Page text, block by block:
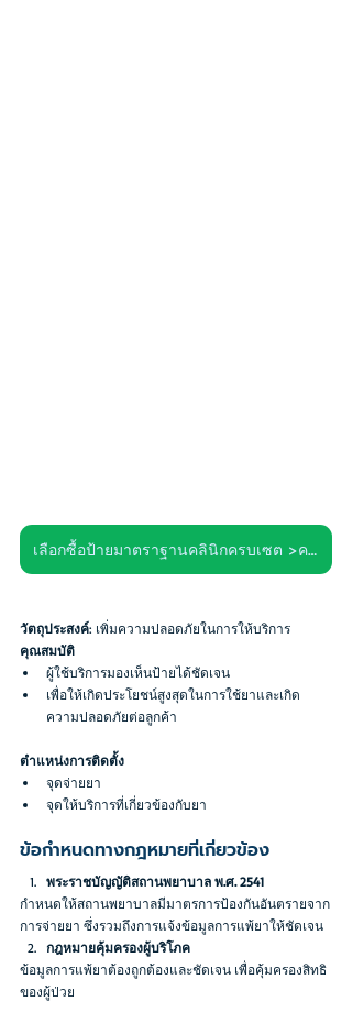
เลือกซื้อป้ายมาตราฐานคลินิกครบเซต >คลิก<
วัตถุประสงค์: เพิ่มความปลอดภัยในการให้บริการ
คุณสมบัติ
ผู้ใช้บริการมองเห็นป้ายได้ชัดเจน
เพื่อให้เกิดประโยชน์สูงสุดในการใช้ยาและเกิด
ความปลอดภัยต่อลูกค้า
ตำแหน่งการติดตั้ง
จุดจ่ายยา
จุดให้บริการที่เกี่ยวข้องกับยา
ข้อกำหนดทางกฎหมายที่เกี่ยวข้อง
พระราชบัญญัติสถานพยาบาล พ.ศ. 2541
กำหนดให้สถานพยาบาลมีมาตรการป้องกันอันตรายจาก
การจ่ายยา ซึ่งรวมถึงการแจ้งข้อมูลการแพ้ยาให้ชัดเจน
กฎหมายคุ้มครองผู้บริโภค
ข้อมูลการแพ้ยาต้องถูกต้องและชัดเจน เพื่อคุ้มครองสิทธิ
ของผู้ป่วย